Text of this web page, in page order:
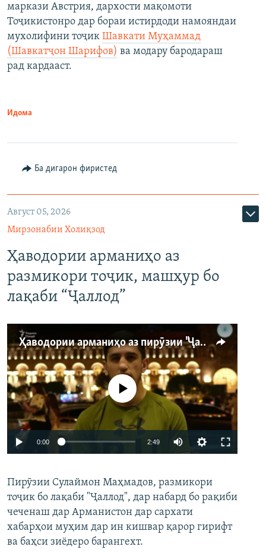
маркази Австрия, дархости мақомоти
Тоҷикистонро дар бораи истирдоди намояндаи
мухолифини тоҷик Шавкати Муҳаммад
(Шавкатҷон Шарифов) ва модару бародараш
рад кардааст.
Идома
Ба дигарон фиристед
Август 05, 2026
Мирзонабии Холиқзод
Ҳаводории арманиҳо аз
размикори тоҷик, машҳур бо
лақаби “Ҷаллод”
Ҳаводории арманиҳо аз пирӯзии "Ҷаллод"-и тоҷик
Auto 240p 360p 480p
720p 1080p
Феълан кор намекунад
0:00 2:49
360p
480p
Пирӯзии Сулаймон Маҳмадов, размикори
тоҷик бо лақаби "Ҷаллод", дар набард бо рақиби
чеченаш дар Арманистон дар сархати
хабарҳои муҳим дар ин кишвар қарор гирифт
ва баҳси зиёдеро барангехт.